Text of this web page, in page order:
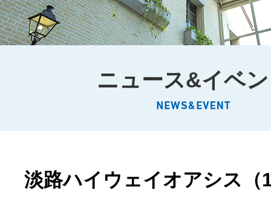
ニュース&イベ
淡路ハイウェイオアシス（